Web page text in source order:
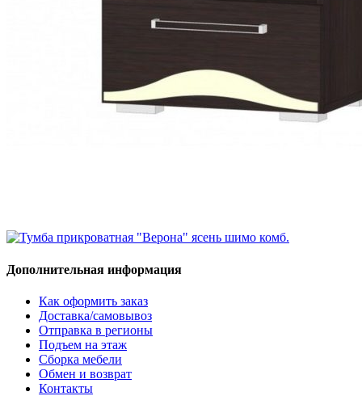
Дополнительная информация
Как оформить заказ
Доставка/самовывоз
Отправка в регионы
Подъем на этаж
Сборка мебели
Обмен и возврат
Контакты